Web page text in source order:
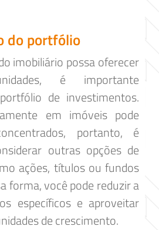
do portfólio
imobiliário possa oferecer
é importante
de investimentos.
em imóveis pode
portanto, é
outras opções de
ações, títulos ou fundos
forma, você pode reduzir a
específicos e aproveitar
de crescimento.